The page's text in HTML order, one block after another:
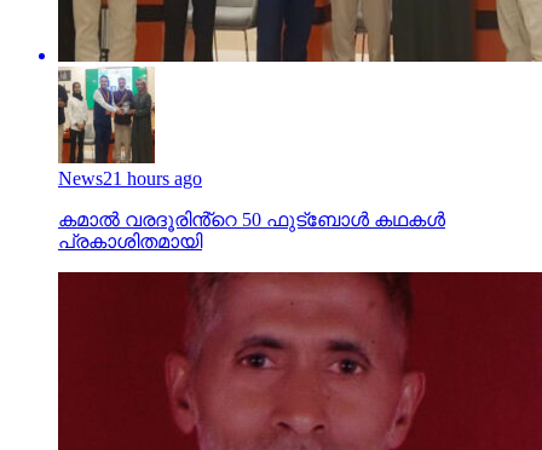
News21 hours ago
കമാൽ വരദൂരിൻ്റെ 50 ഫുട്ബോൾ കഥകൾ
പ്രകാശിതമായി